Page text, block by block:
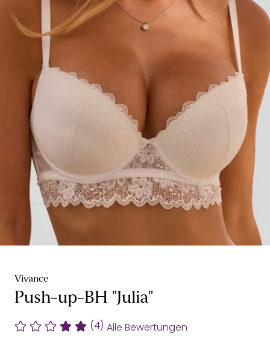
Vivance
Push-up-BH "Julia"
(4) Alle Bewertungen